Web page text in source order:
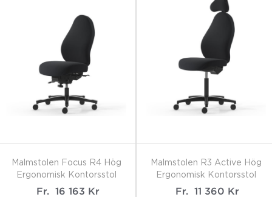
Malmstolen Focus R4 Hög
Ergonomisk Kontorsstol
Fr.
16 163 Kr
Malmstolen R3 Active Hög
Ergonomisk Kontorsstol
Fr.
11 360 Kr